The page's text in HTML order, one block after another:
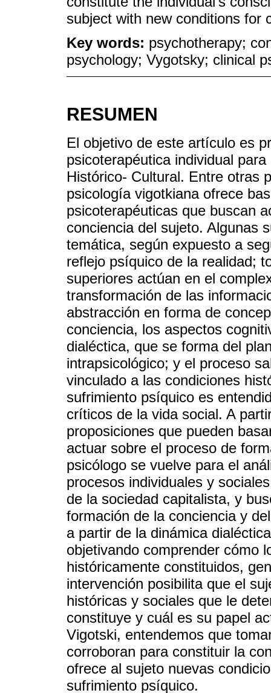
subject with new conditions for
Key words: psychotherapy;
psychology; Vygotsky; clinical
RESUMEN
El objetivo de este artículo es
psicoterapéutica individual
Histórico- Cultural. Entre otras
psicología vigotkiana ofrece
psicoterapéuticas que buscan
conciencia del sujeto. Algunas
temática, según expuesto a
reflejo psíquico de la realidad;
superiores actúan en el
transformación de las
abstracción en forma de
conciencia, los aspectos
dialéctica, que se forma del
intrapsicológico; y el proceso
vinculado a las condiciones
sufrimiento psíquico es
críticos de la vida social. A
proposiciones que pueden
actuar sobre el proceso de
psicólogo se vuelve para el
procesos individuales y
de la sociedad capitalista, y
formación de la conciencia y
a partir de la dinámica
objetivando comprender cómo
históricamente constituidos,
intervención posibilita que el
históricas y sociales que le
constituye y cuál es su papel
Vigotski, entendemos que
corroboran para constituir la
ofrece al sujeto nuevas
sufrimiento psíquico.